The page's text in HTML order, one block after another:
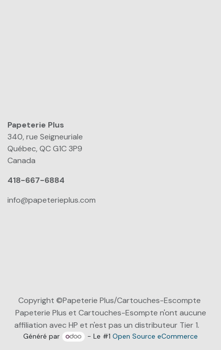
Papeterie Plus​
340, rue Seigneuriale
Québec, QC G1C 3P9
Canada
418-667-6884
info@papeterieplus.com
Copyright ©Papeterie Plus/Cartouches-Escompte
Papeterie Plus et Cartouches-Esompte n'ont aucune
affiliation avec HP et n'est pas un distributeur Tier 1.
Généré par - Le #1Open Source eCommerce